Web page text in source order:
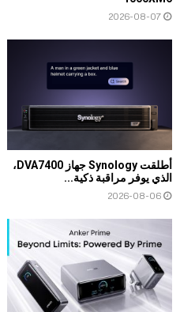
2026-08-07
أطلقت Synology جهاز DVA7400،
الذي يوفر مراقبة ذكية...
2026-08-06